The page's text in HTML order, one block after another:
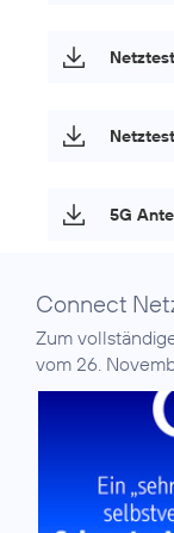
Connect
Zum
vom 26.